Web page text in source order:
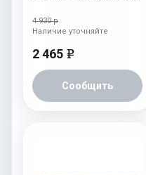
4 930 р
2 465 e
Сообщить
Наличие уточняйте